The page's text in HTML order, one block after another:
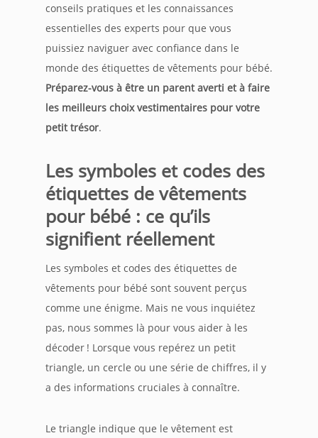
conseils pratiques et les connaissances
essentielles des experts pour que vous
puissiez naviguer avec confiance dans le
monde des étiquettes de vêtements pour bébé.
Préparez-vous à être un parent averti et à faire
les meilleurs choix vestimentaires pour votre
petit trésor.
Les symboles et codes des
étiquettes de vêtements
pour bébé : ce qu’ils
signifient réellement
Les symboles et codes des étiquettes de
vêtements pour bébé sont souvent perçus
comme une énigme. Mais ne vous inquiétez
pas, nous sommes là pour vous aider à les
décoder ! Lorsque vous repérez un petit
triangle, un cercle ou une série de chiffres, il y
a des informations cruciales à connaître.
Le triangle indique que le vêtement est